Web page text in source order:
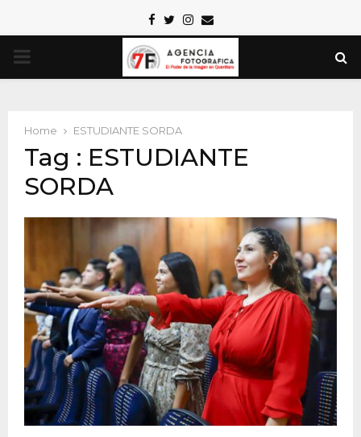
Facebook
TwitterInstagram
Email
PRIMARY
Home ESTUDIANTE SORDA
Tag : ESTUDIANTE
SORDA